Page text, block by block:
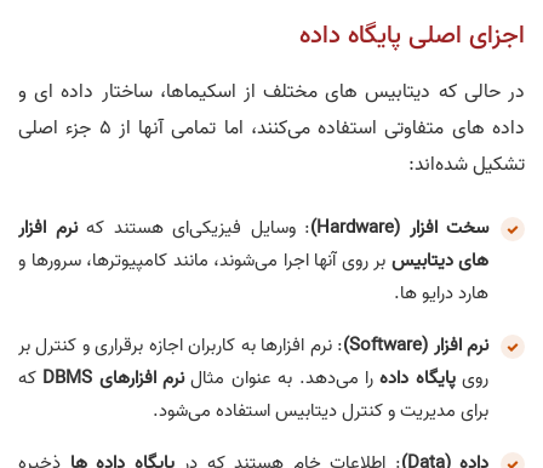
اجزای اصلی پایگاه داده
در حالی که دیتابیس های مختلف از اسکیماها، ساختار داده ای و
داده های متفاوتی استفاده می‌کنند، اما تمامی آنها از 5 جزء اصلی
تشکیل شده‌اند:
سخت افزار (Hardware) : وسایل فیزیکی‌ای هستند کهنرم افزار
های دیتابیس بر روی آنها اجرا می‌شوند، مانند کامپیوترها، سرورها و
هارد درایو ها.
نرم افزار (Software)
: نرم افزارها به کاربران اجازه برقراری و کنترل بر
رویپایگاه دادهرا می‌دهد. به عنوان مثالنرم افزارهای DBMS
که
برای مدیریت و کنترل دیتابیس استفاده می‌شود.